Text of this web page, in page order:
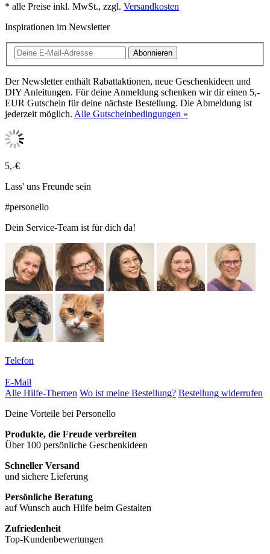
* alle Preise inkl. MwSt., zzgl. Versandkosten
Inspirationen im Newsletter
Abonnieren
Der Newsletter enthält Rabattaktionen, neue Geschenkideen und
DIY Anleitungen. Für deine Anmeldung schenken wir dir einen 5,-
EUR Gutschein für deine nächste Bestellung. Die Abmeldung ist
jederzeit möglich. Alle Gutscheinbedingungen »
5,-€
Lass' uns Freunde sein
#personello
Dein Service-Team ist für dich da!
Telefon
E-Mail
Alle Hilfe-Themen Wo ist meine Bestellung? Bestellung widerrufen
Deine Vorteile bei Personello
Produkte, die Freude verbreiten
Über 100 persönliche Geschenkideen
Schneller Versand
und sichere Lieferung
Persönliche Beratung
auf Wunsch auch Hilfe beim Gestalten
Zufriedenheit
Top-Kundenbewertungen